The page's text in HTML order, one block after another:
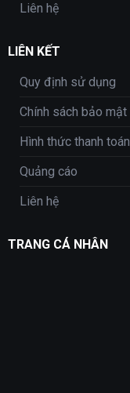
Liên hệ
LIÊN KẾT
Quy định sử dụng
Chính sách bảo mật
Hình thức thanh toán
Quảng cáo
Liên hệ
TRANG CÁ NHÂN